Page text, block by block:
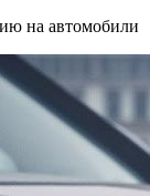
на автомобили